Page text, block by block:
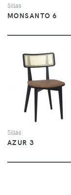
Sillas
MONSANTO 6
VER
Sillas
AZUR 3